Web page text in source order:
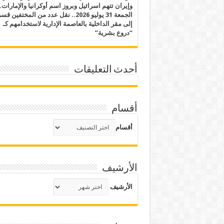
وإيران تتهم اسرائيل وبروز اسم أوكرانيا
الجمعة 31 يوليو 2026.. نقل عدد من المختفين
إلى مقر الداخلية بالعاصمة الإدارية لاستخدامهم كـ
“دروع بشرية”
أحدث التعليقات
أقسام
أقسام
الأرشيف
الأرشيف